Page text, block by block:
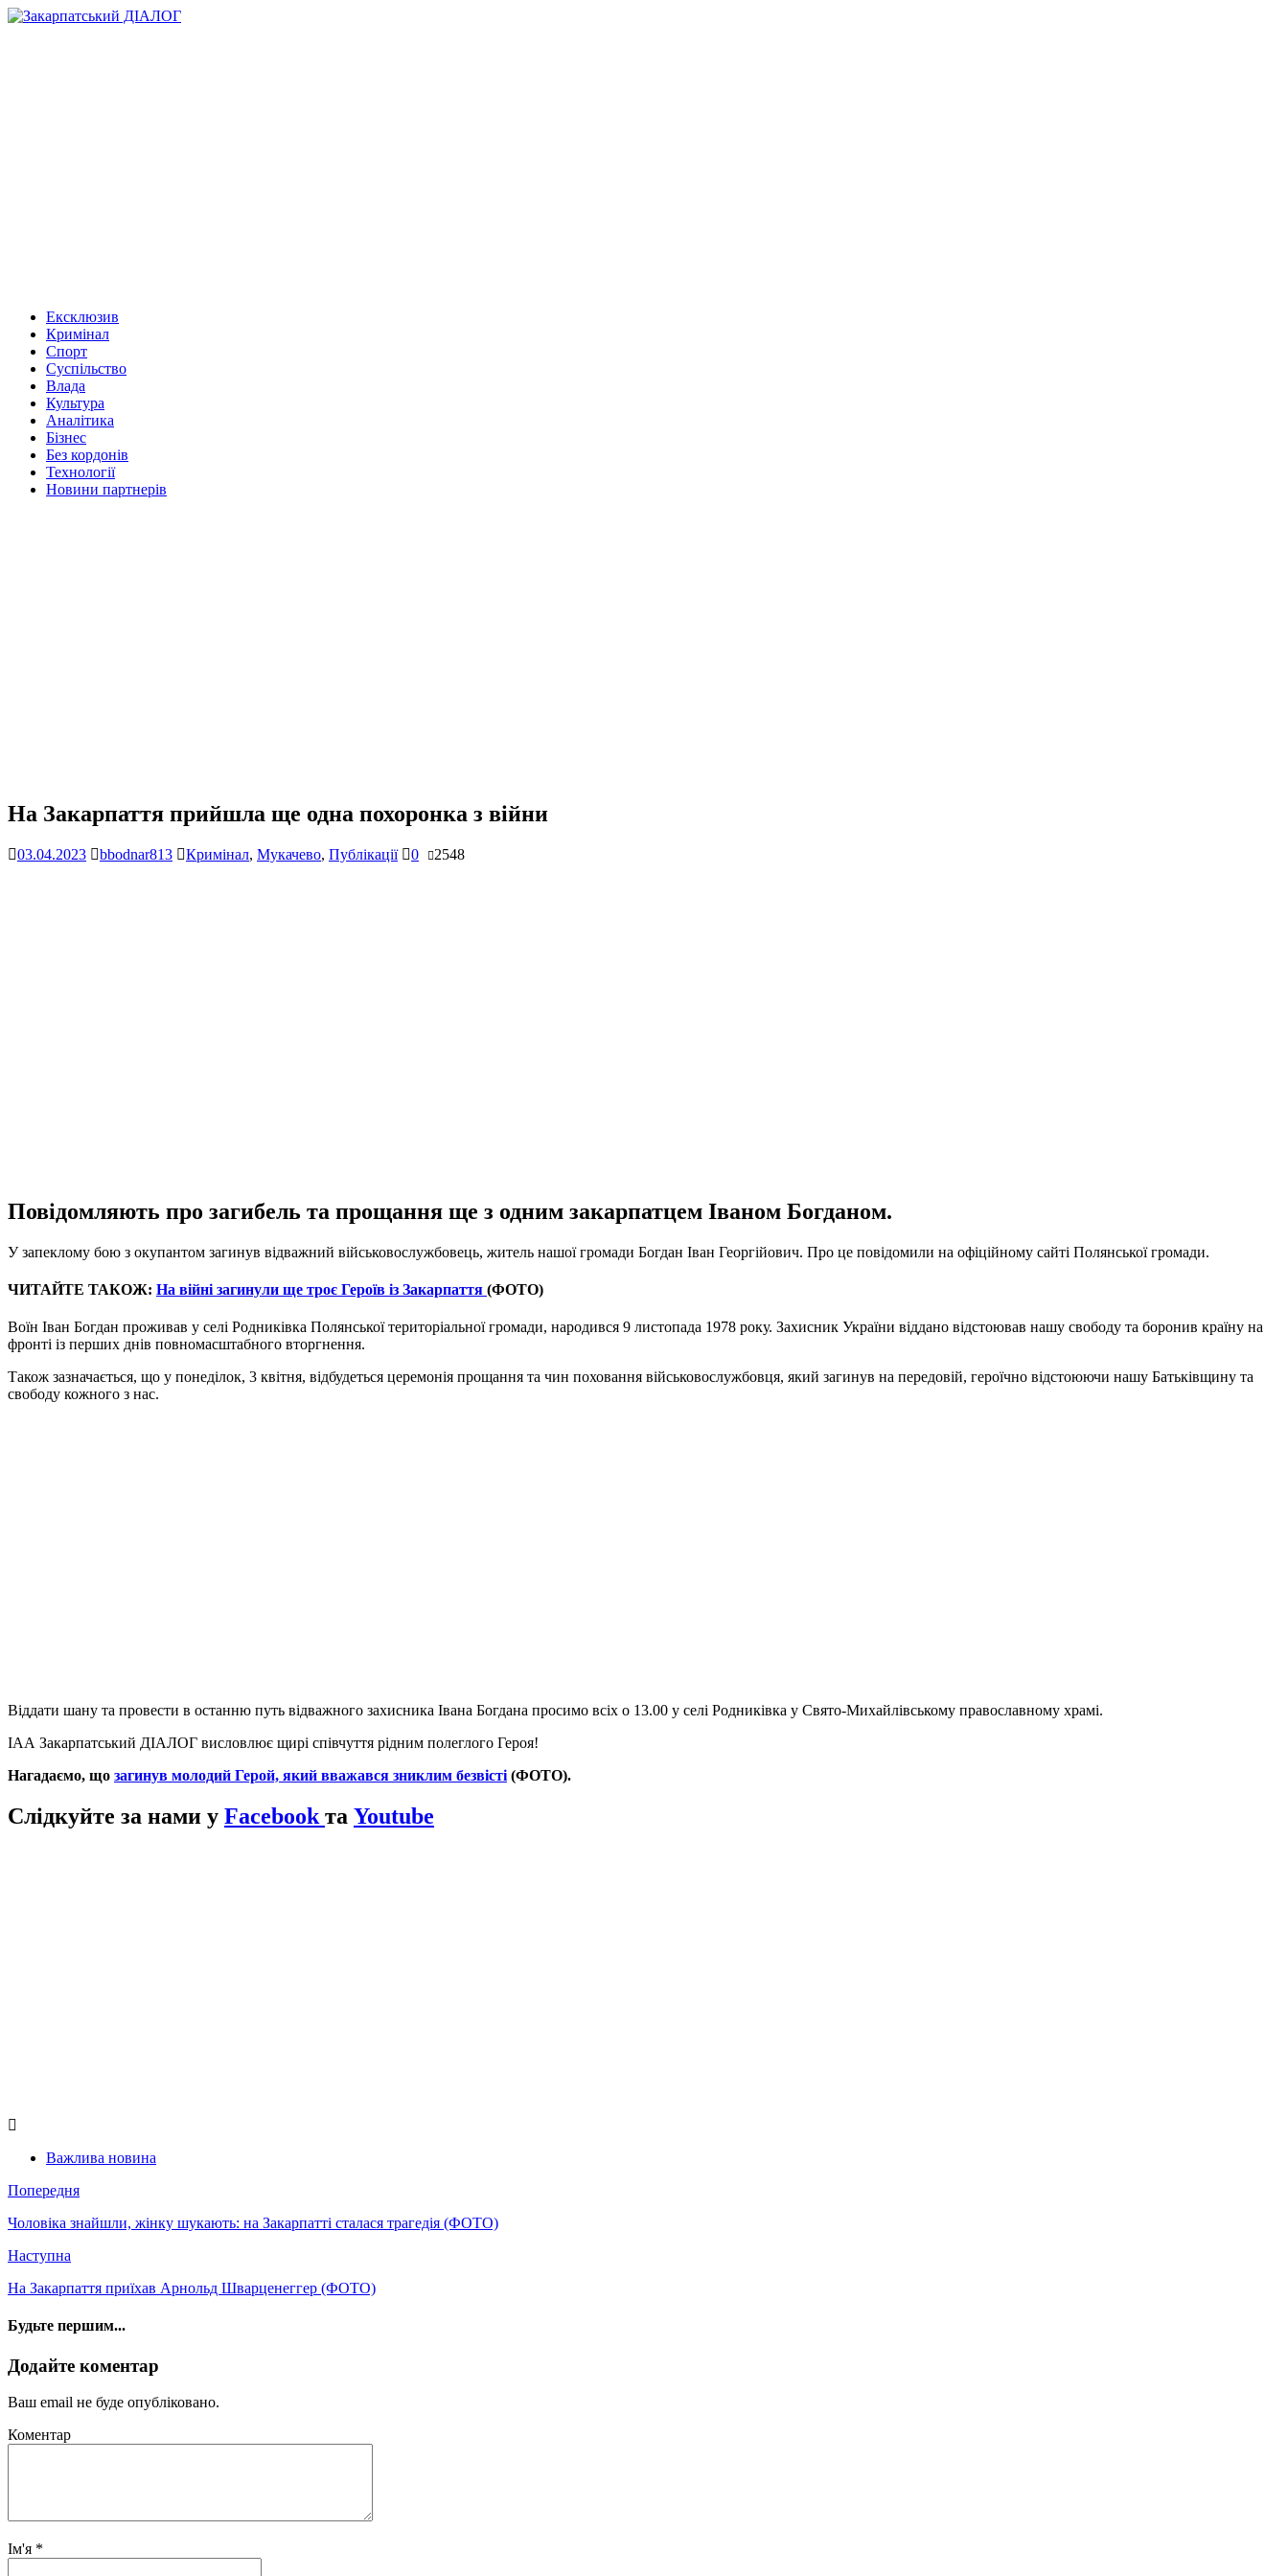
Ексклюзив
Кримінал
Спорт
Суспільство
Влада
Культура
Аналітика
Бізнес
Без кордонів
Технології
Новини партнерів
На Закарпаття прийшла ще одна похоронка з війни
03.04.2023 bbodnar813 Кримінал, Мукачево, Публікації 0 2548
Повідомляють про загибель та прощання ще з одним закарпатцем Іваном Богданом.
У запеклому бою з окупантом загинув відважний військовослужбовець, житель нашої громади Богдан Іван Георгійович. Про це повідомили на офіційному сайті Полянської громади.
ЧИТАЙТЕ ТАКОЖ: На війні загинули ще троє Героїв із Закарпаття (ФОТО)
Воїн Іван Богдан проживав у селі Родниківка Полянської територіальної громади, народився 9 листопада 1978 року. Захисник України віддано відстоював нашу свободу та боронив країну на
фронті із перших днів повномасштабного вторгнення.
Також зазначається, що у понеділок, 3 квітня, відбудеться церемонія прощання та чин поховання військовослужбовця, який загинув на передовій, героїчно відстоюючи нашу Батьківщину та
свободу кожного з нас.
Віддати шану та провести в останню путь відважного захисника Івана Богдана просимо всіх о 13.00 у селі Родниківка у Свято-Михайлівському православному храмі.
ІАА Закарпатський ДІАЛОГ висловлює щирі співчуття рідним полеглого Героя!
Нагадаємо, що загинув молодий Герой, який вважався зниклим безвісті (ФОТО).
Слідкуйте за нами у Facebook та Youtube
Важлива новина
Попередня
Чоловіка знайшли, жінку шукають: на Закарпатті сталася трагедія (ФОТО)
Наступна
На Закарпаття приїхав Арнольд Шварценеггер (ФОТО)
Будьте першим...
Додайте коментар
Ваш email не буде опубліковано.
Коментар
Ім'я *